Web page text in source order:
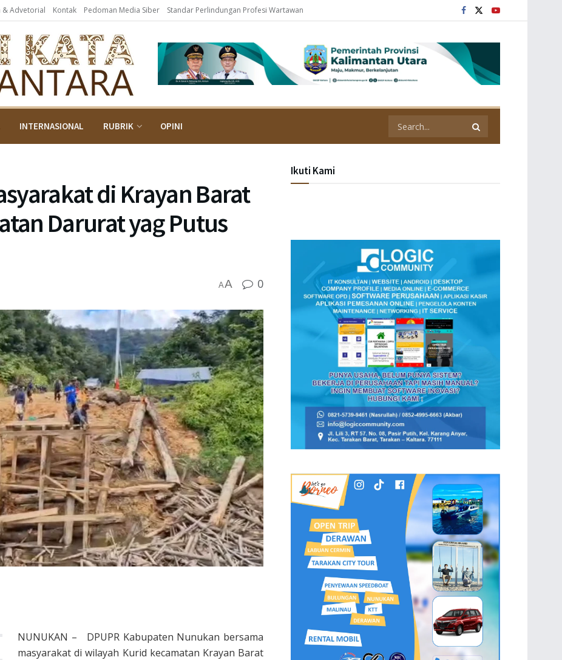
& Advetorial Kontak Pedoman Media Siber Standar Perlindungan Profesi Wartawan
INTERNASIONAL RUBRIK OPINI
di Krayan Barat
Darurat yag Putus
AA 0
NUNUKAN – DPUPR Kabupaten Nunukan bersama
masyarakat di wilayah Kurid kecamatan Krayan Barat
Ikuti Kami